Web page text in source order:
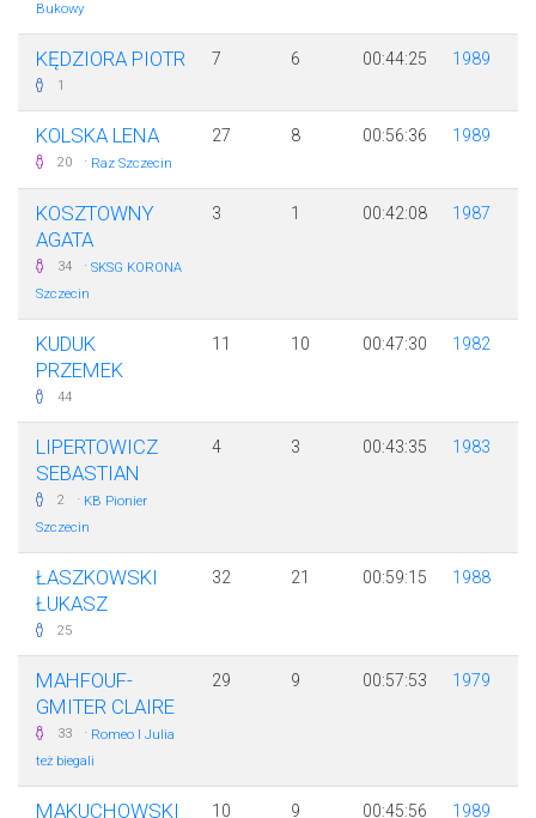
Bukowy
KĘDZIORA PIOTR
1
7 6 00:44:25 1989
KOLSKA LENA
20 · Raz Szczecin
27 8 00:56:36 1989
KOSZTOWNY
AGATA
34 · SKSG KORONA
Szczecin
3 1 00:42:08 1987
KUDUK
PRZEMEK
44
11 10 00:47:30 1982
LIPERTOWICZ
SEBASTIAN
2 · KB Pionier
Szczecin
4 3 00:43:35 1983
ŁASZKOWSKI
ŁUKASZ
25
32 21 00:59:15 1988
MAHFOUF-
GMITER CLAIRE
33 · Romeo I Julia
też biegali
29 9 00:57:53 1979
MAKUCHOWSKI 10 9 00:45:56 1989